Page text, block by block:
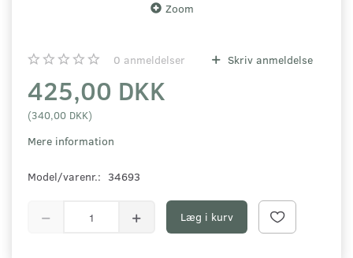
Zoom
0 anmeldelser Skriv anmeldelse
425,00 DKK
(340,00 DKK)
Mere information
Model/varenr.: 34693
Læg i kurv